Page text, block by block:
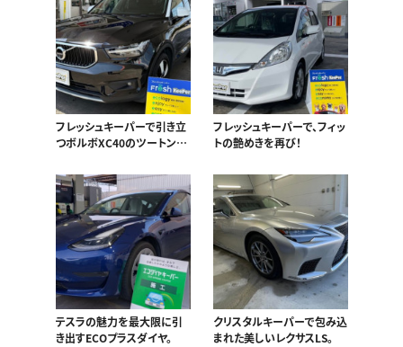
フレッシュキーパーで引き立
つボルボXC40のツートンカ
フレッシュキーパーで、フィッ
トの艶めきを再び！
テスラの魅力を最大限に引
き出すECOプラスダイヤ。
クリスタルキーパーで包み込
まれた美しいレクサスLS。